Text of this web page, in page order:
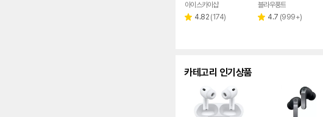
페이
아이스카이샵
별 4.82 리
(174)
블라우풍트
별 4.7 리
(999+)
카테고리 인기상품